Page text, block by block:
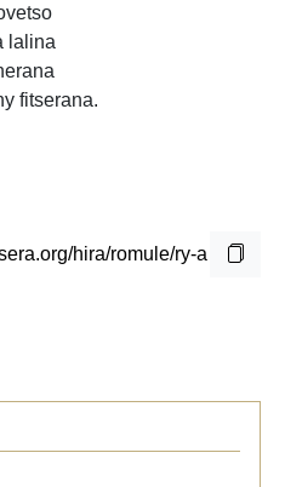
lalina
fitserana.